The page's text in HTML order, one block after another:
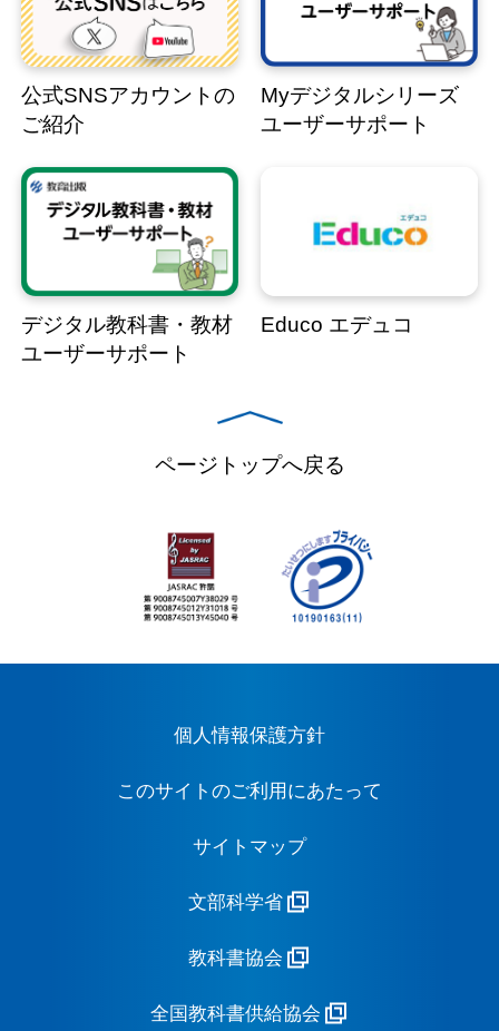
公式SNSアカウントの
ご紹介
Myデジタルシリーズ
ユーザーサポート
デジタル教科書・教材
ユーザーサポート
Educo エデュコ
ページトップへ戻る
個人情報保護方針
このサイトのご利用にあたって
サイトマップ
文部科学省
教科書協会
全国教科書供給協会